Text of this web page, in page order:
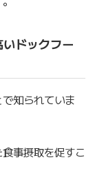
ドックフー
で知られていま
事摂取を促すこ